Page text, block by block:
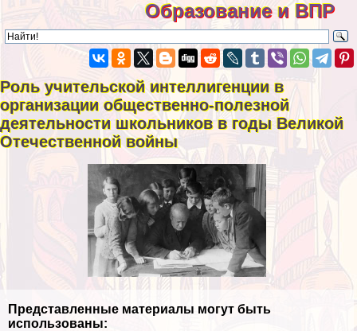
Образование и ВПР
Роль учительской интеллигенции в
организации общественно-полезной
деятельности школьников в годы Великой
Отечественной войны
Представленные материалы могут быть
использованы: